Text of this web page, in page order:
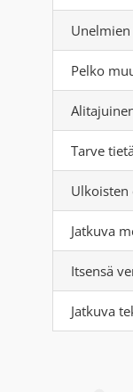
Pelko
Tarve
Jatkuva
Itsensä
Jatkuva